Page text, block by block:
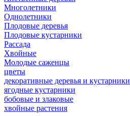
Многолетники
Однолетники
Плодовые деревья
Плодовые кустарники
Рассада
Хвойные
Молодые саженцы
цветы
декоративные деревья и кустарники
ягодные кустарники
бобовые и злаковые
хвойные растения